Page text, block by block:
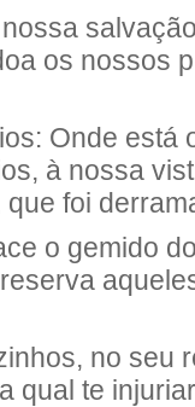
os nossos
Onde está
à nossa
foi
o gemido
no seu
qual te